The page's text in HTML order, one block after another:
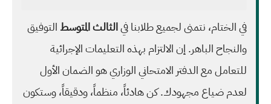
في الختام، نتمنى لجميع طلابنا فيالثالث المتوسط التوفيق
والنجاح الباهر. إن الالتزام بهذه التعليمات الإجرائية
للتعامل مع الدفتر الامتحاني الوزاري هو الضمان الأول
لعدم ضياع مجهودك. كن هادئاً، منظماً، ودقيقاً، وستكون